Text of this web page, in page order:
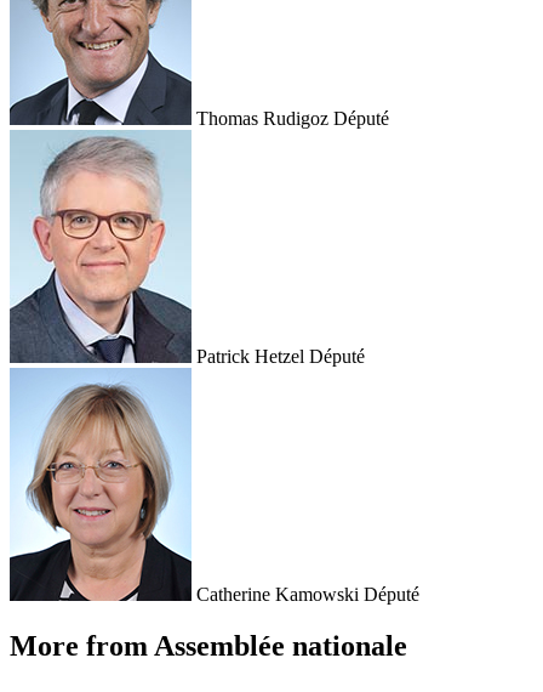
Thomas Rudigoz Député
Patrick Hetzel Député
Catherine Kamowski Député
More from Assemblée nationale